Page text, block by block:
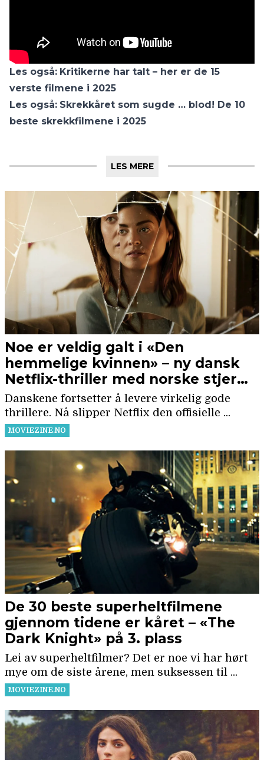
Les også: Kritikerne har talt – her er de 15
verste filmene i 2025
Les også: Skrekkåret som sugde … blod! De 10
beste skrekkfilmene i 2025
LES MERE